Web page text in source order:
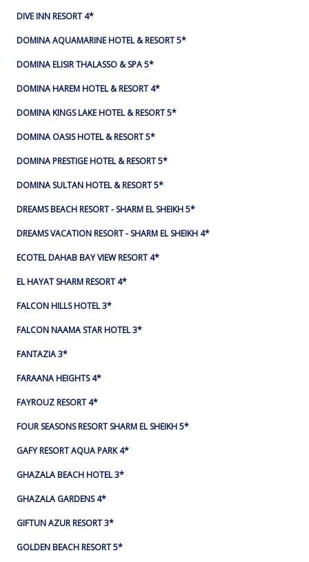
DIVE INN RESORT 4*
DOMINA AQUAMARINE HOTEL & RESORT 5*
DOMINA ELISIR THALASSO & SPA 5*
DOMINA HAREM HOTEL & RESORT 4*
DOMINA KINGS LAKE HOTEL & RESORT 5*
DOMINA OASIS HOTEL & RESORT 5*
DOMINA PRESTIGE HOTEL & RESORT 5*
DOMINA SULTAN HOTEL & RESORT 5*
DREAMS BEACH RESORT - SHARM EL SHEIKH 5*
DREAMS VACATION RESORT - SHARM EL SHEIKH 4*
ECOTEL DAHAB BAY VIEW RESORT 4*
EL HAYAT SHARM RESORT 4*
FALCON HILLS HOTEL 3*
FALCON NAAMA STAR HOTEL 3*
FANTAZIA 3*
FARAANA HEIGHTS 4*
FAYROUZ RESORT 4*
FOUR SEASONS RESORT SHARM EL SHEIKH 5*
GAFY RESORT AQUA PARK 4*
GHAZALA BEACH HOTEL 3*
GHAZALA GARDENS 4*
GIFTUN AZUR RESORT 3*
GOLDEN BEACH RESORT 5*